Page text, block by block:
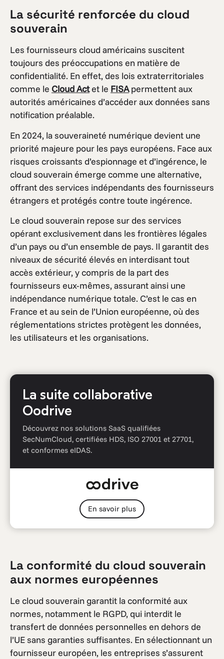
La sécurité renforcée du cloud
souverain
Les fournisseurs cloud américains suscitent
toujours des préoccupations en matière de
confidentialité. En effet, des lois extraterritoriales
comme le Cloud Actet le FISApermettent aux
autorités américaines d’accéder aux données sans
notification préalable.
En 2024, la souveraineté numérique devient une
priorité majeure pour les pays européens. Face aux
risques croissants d’espionnage et d’ingérence, le
cloud souverain émerge comme une alternative,
offrant des services indépendants des fournisseurs
étrangers et protégés contre toute ingérence.
Le cloud souverain repose sur des services
opérant exclusivement dans les frontières légales
d’un pays ou d’un ensemble de pays. Il garantit des
niveaux de sécurité élevés en interdisant tout
accès extérieur, y compris de la part des
fournisseurs eux-mêmes, assurant ainsi une
indépendance numérique totale. C’est le cas en
France et au sein de l’Union européenne, où des
réglementations strictes protègent les données,
les utilisateurs et les organisations.
La suite collaborative
Oodrive
Découvrez nos solutions SaaS qualifiées
SecNumCloud, certifiées HDS, ISO 27001 et 27701,
et conformes eIDAS.
En savoir plus
La conformité du cloud souverain
aux normes européennes
Le cloud souverain garantit la conformité aux
normes, notamment le RGPD, qui interdit le
transfert de données personnelles en dehors de
l’UE sans garanties suffisantes. En sélectionnant un
fournisseur européen, les entreprises s’assurent